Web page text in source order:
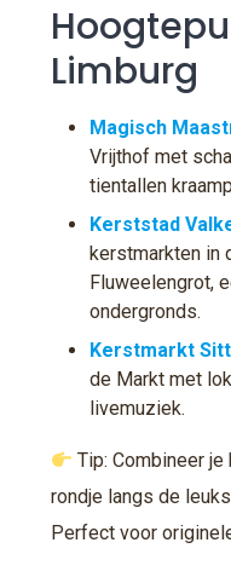
Limburg
Magisch
Vrijthof met
tientallen
Kerststad
kerstmarkten in
Fluweelengrot,
ondergronds.
Kerstmarkt
de Markt met
livemuziek.
Tip: Combineer
rondje langs de
Perfect voor